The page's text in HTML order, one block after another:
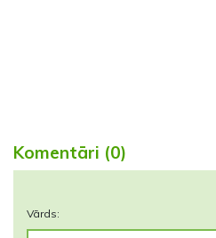
Komentāri (0)
Vārds: